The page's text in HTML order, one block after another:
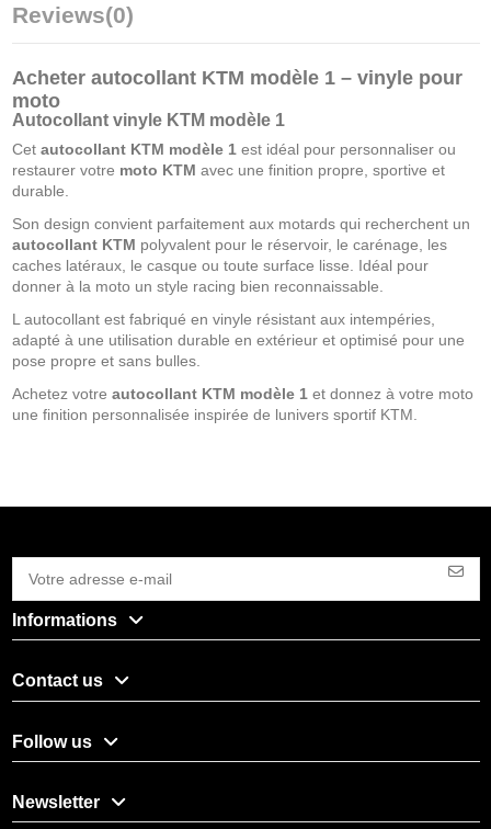
Reviews(0)
Acheter autocollant KTM modèle 1 – vinyle pour
moto
Autocollant vinyle KTM modèle 1
Cet autocollant KTM modèle 1 est idéal pour personnaliser ou
restaurer votre moto KTM avec une finition propre, sportive et
durable.
Son design convient parfaitement aux motards qui recherchent un
autocollant KTM polyvalent pour le réservoir, le carénage, les
caches latéraux, le casque ou toute surface lisse. Idéal pour
donner à la moto un style racing bien reconnaissable.
L autocollant est fabriqué en vinyle résistant aux intempéries,
adapté à une utilisation durable en extérieur et optimisé pour une
pose propre et sans bulles.
Achetez votre autocollant KTM modèle 1et donnez à votre moto
une finition personnalisée inspirée de lunivers sportif KTM.
Informations
Contact us
Follow us
Newsletter